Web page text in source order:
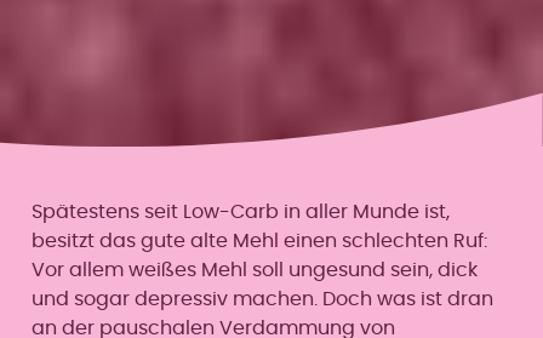
Spätestens seit Low-Carb in aller Munde ist,
besitzt das gute alte Mehl einen schlechten Ruf:
Vor allem weißes Mehl soll ungesund sein, dick
und sogar depressiv machen. Doch was ist dran
an der pauschalen Verdammung von